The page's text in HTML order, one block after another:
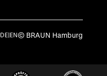
DE|EN© BRAUN Hamburg